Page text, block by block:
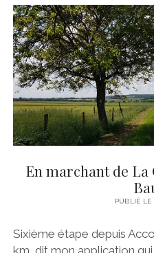
QUI
En marchant de
PUBLIÉ LE
Sixième étape depuis
km, dit mon application